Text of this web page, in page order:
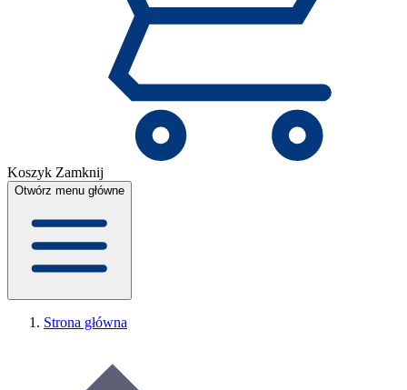
Koszyk Zamknij
Otwórz menu główne
Strona główna